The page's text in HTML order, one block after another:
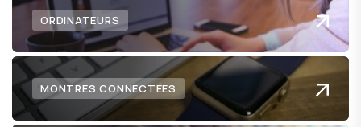
ORDINATEURS
MONTRES CONNECTÉES